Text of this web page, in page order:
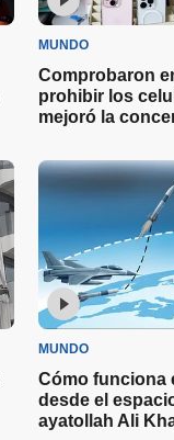
MUNDO
Comprobaron
prohibir los
mejoró la
MUNDO
Cómo funciona
desde el
ayatollah Ali